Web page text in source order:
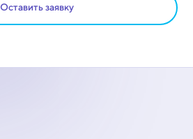
Оставить заявку